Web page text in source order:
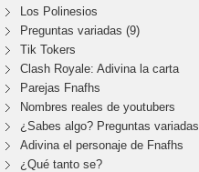
Los Polinesios
Preguntas variadas (9)
Tik Tokers
Clash Royale: Adivina la carta
Parejas Fnafhs
Nombres reales de youtubers
¿Sabes algo? Preguntas variadas
Adivina el personaje de Fnafhs
¿Qué tanto se?